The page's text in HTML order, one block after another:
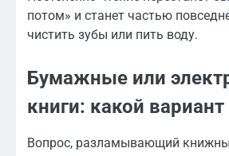
потом» и станет частью
чистить зубы или пить воду.
Бумажные или
книги: какой
Вопрос, разламывающий